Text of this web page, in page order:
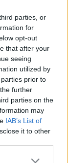
parties, or
for
opt-out
that after your
seeing
utilized by
prior to
further
parties on the
may
IAB’s List of
it to other
more Google
nella
o